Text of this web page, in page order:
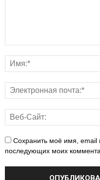
Сохранить моё имя, email
последующих моих